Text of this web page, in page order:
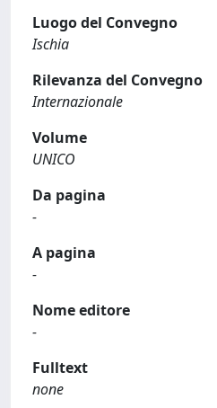
Luogo del Convegno
Ischia
Rilevanza del Convegno
Internazionale
Volume
UNICO
Da pagina
-
A pagina
-
Nome editore
-
Fulltext
none